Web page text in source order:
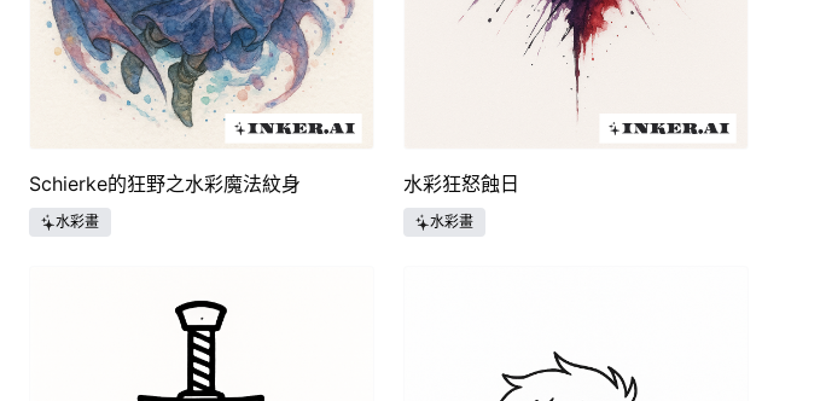
Schierke的狂野之水彩魔法紋身
水彩畫
水彩狂怒蝕日
水彩畫